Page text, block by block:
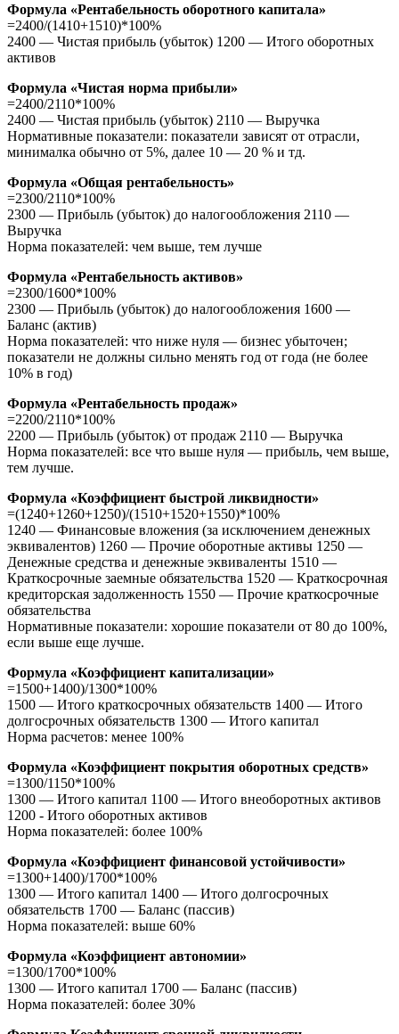
Формула «Рентабельность оборотного капитала»
=2400/(1410+1510)*100%
2400 — Чистая прибыль (убыток) 1200 — Итого оборотных
активов
Формула «Чистая норма прибыли»
=2400/2110*100%
2400 — Чистая прибыль (убыток) 2110 — Выручка
Нормативные показатели: показатели зависят от отрасли,
минималка обычно от 5%, далее 10 — 20 % и тд.
Формула «Общая рентабельность»
=2300/2110*100%
2300 — Прибыль (убыток) до налогообложения 2110 —
Выручка
Норма показателей: чем выше, тем лучше
Формула «Рентабельность активов»
=2300/1600*100%
2300 — Прибыль (убыток) до налогообложения 1600 —
Баланс (актив)
Норма показателей: что ниже нуля — бизнес убыточен;
показатели не должны сильно менять год от года (не более
10% в год)
Формула «Рентабельность продаж»
=2200/2110*100%
2200 — Прибыль (убыток) от продаж 2110 — Выручка
Норма показателей: все что выше нуля — прибыль, чем выше,
тем лучше.
Формула «Коэффициент быстрой ликвидности»
=(1240+1260+1250)/(1510+1520+1550)*100%
1240 — Финансовые вложения (за исключением денежных
эквивалентов) 1260 — Прочие оборотные активы 1250 —
Денежные средства и денежные эквиваленты 1510 —
Краткосрочные заемные обязательства 1520 — Краткосрочная
кредиторская задолженность 1550 — Прочие краткосрочные
обязательства
Нормативные показатели: хорошие показатели от 80 до 100%,
если выше еще лучше.
Формула «Коэффициент капитализации»
=1500+1400)/1300*100%
1500 — Итого краткосрочных обязательств 1400 — Итого
долгосрочных обязательств 1300 — Итого капитал
Норма расчетов: менее 100%
Формула «Коэффициент покрытия оборотных средств»
=1300/1150*100%
1300 — Итого капитал 1100 — Итого внеоборотных активов
1200 - Итого оборотных активов
Норма показателей: более 100%
Формула «Коэффициент финансовой устойчивости»
=1300+1400)/1700*100%
1300 — Итого капитал 1400 — Итого долгосрочных
обязательств 1700 — Баланс (пассив)
Норма показателей: выше 60%
Формула «Коэффициент автономии»
=1300/1700*100%
1300 — Итого капитал 1700 — Баланс (пассив)
Норма показателей: более 30%